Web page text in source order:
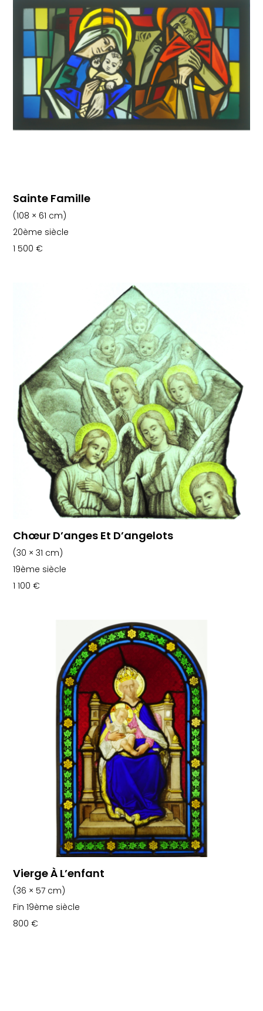
Sainte Famille
(108 × 61 cm)
20ème siècle
1 500€
Chœur D’anges Et D’angelots
(30 × 31 cm)
19ème siècle
1 100€
Vierge À L’enfant
(36 × 57 cm)
Fin 19ème siècle
800€